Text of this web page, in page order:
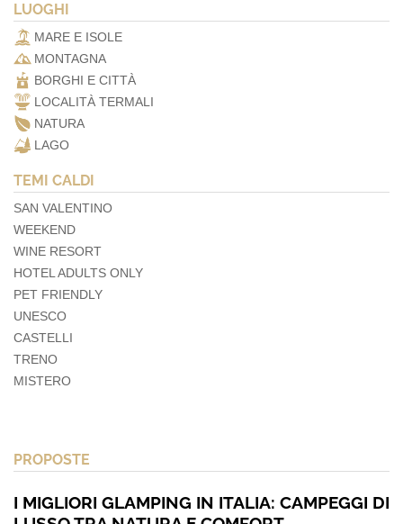
LUOGHI
MARE E ISOLE
MONTAGNA
BORGHI E CITTÀ
LOCALITÀ TERMALI
NATURA
LAGO
TEMI CALDI
SAN VALENTINO
WEEKEND
WINE RESORT
HOTEL ADULTS ONLY
PET FRIENDLY
UNESCO
CASTELLI
TRENO
MISTERO
PROPOSTE
I MIGLIORI GLAMPING IN ITALIA: CAMPEGGI DI